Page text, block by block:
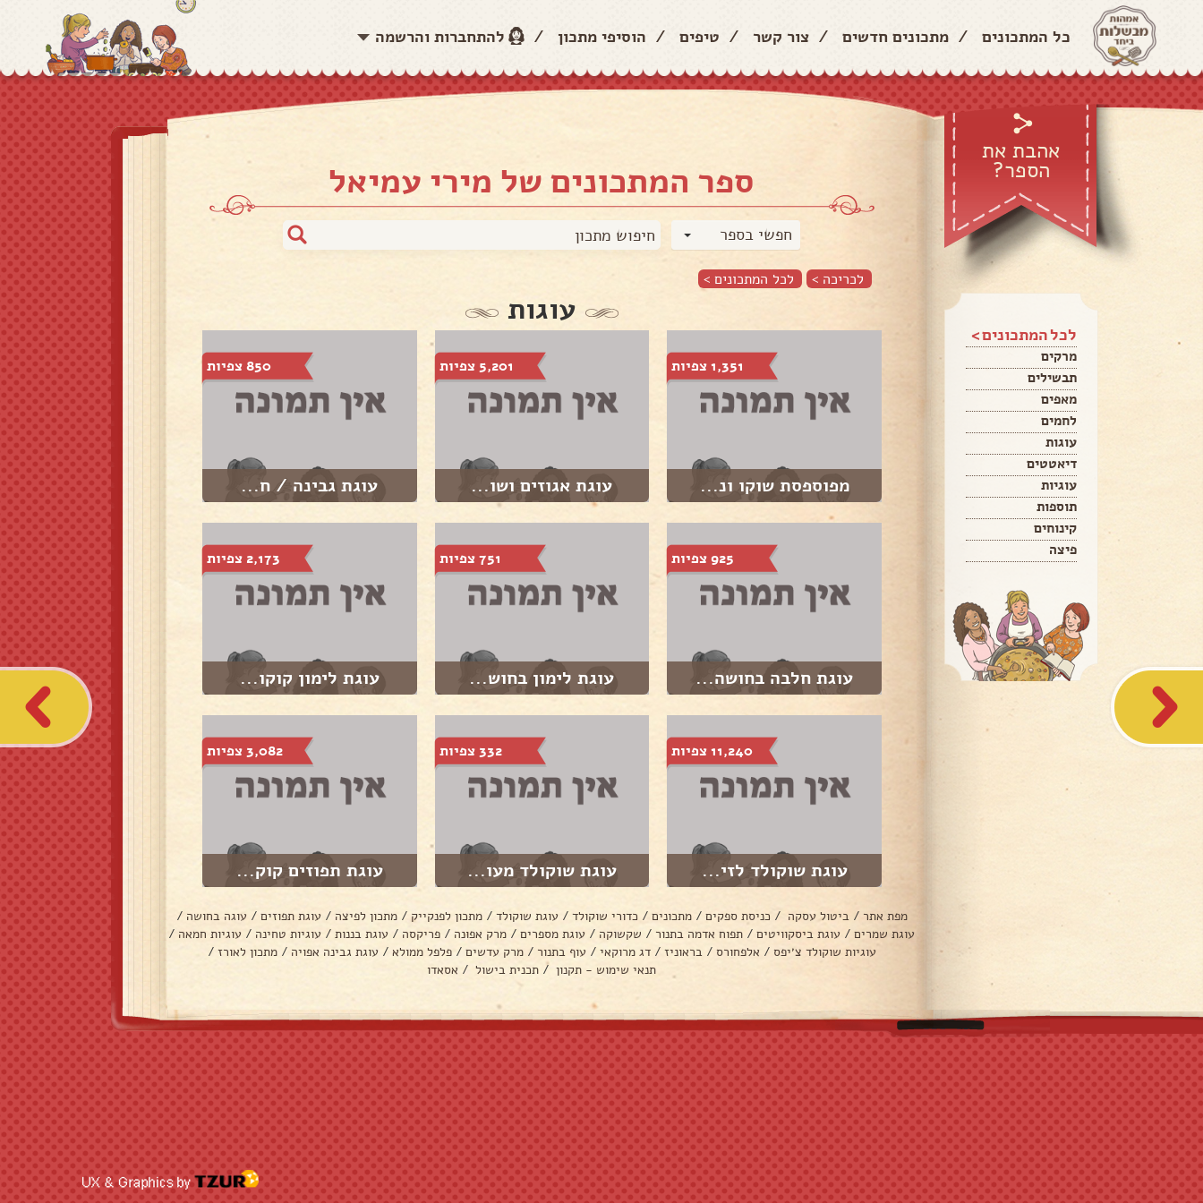
כל המתכונים / מתכונים חדשים / צור קשר / טיפים / הוסיפי מתכון / להתחברות והרשמה
אהבת את
הספר?
לכל המתכונים >
מרקים
תבשילים
מאפים
לחמים
עוגות
דיאטטים
עוגיות
תוספות
קינוחים
פיצה
ספר המתכונים של מירי עמיאל
חפשי בספר
לכריכה > לכל המתכונים >
עוגות
1,351 צפיות
מפוספסת שוקו ונ...
5,201 צפיות
עוגת אגוזים ושו...
850 צפיות
עוגת גבינה / ח...
925 צפיות
עוגת חלבה בחושה...
751 צפיות
עוגת לימון בחוש...
2,173 צפיות
עוגת לימון קוקו...
11,240 צפיות
עוגת שוקולד לזי...
332 צפיות
עוגת שוקולד מעו...
3,082 צפיות
עוגת תפוזים קוק...
מפת אתר / ביטול עסקה / כניסת ספקים / מתכונים / כדורי שוקולד / עוגת שוקולד / מתכון לפנקייק / מתכון לפיצה / עוגת תפוזים / עוגה בחושה /
עוגת שמרים / עוגת ביסקוויטים / תפוח אדמה בתנור / שקשוקה / עוגת מספרים / מרק אפונה / פריקסה / עוגת בננות / עוגיות טחינה / עוגיות חמאה /
עוגיות שוקולד צ׳יפס / אלפחורס / בראוניז / דג מרוקאי / עוף בתנור / מרק עדשים / פלפל ממולא / עוגת גבינה אפויה / מתכון לאורז /
תנאי שימוש - תקנון / תכנית בישול / אסאדו